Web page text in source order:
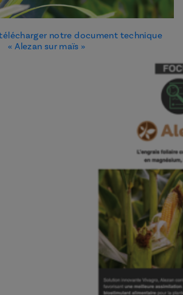
notre document technique
« Alezan sur maïs »